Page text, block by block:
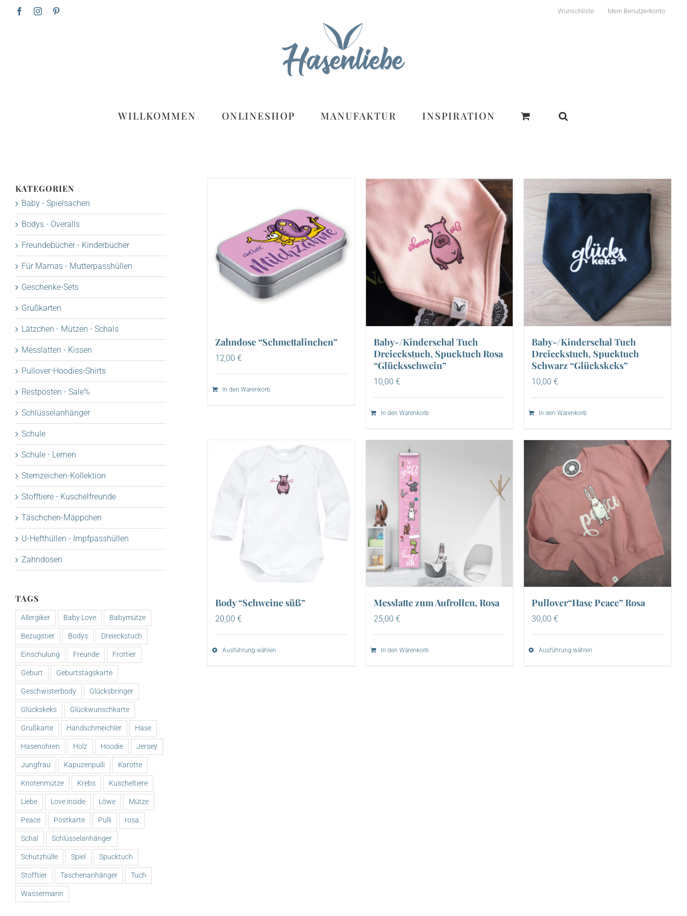
Inhalt
FacebookInstagram Wunschliste Mein Benutzerkonto
WILLKOMMEN ONLINESHOP MANUFAKTUR INSPIRATION
Zahndose “Schmettalinchen”
12,00€
In den Warenkorb
Baby-/Kinderschal Tuch
Dreieckstuch, Spucktuch Rosa
“Glücksschwein”
10,00 €
In den Warenkorb
Baby-/Kinderschal Tuch
Dreieckstuch, Spucktuch
Schwarz “Glückskeks”
10,00€
In den Warenkorb
Body “Schweine süß”
20,00€
Ausführung wählen
Messlatte zum Aufrollen, Rosa
25,00 €
In den Warenkorb
Pullover“Hase Peace” Rosa
30,00€
Ausführung wählen
KATEGORIEN
Baby - Spielsachen
Bodys - Overalls
Freundebücher - Kinderbücher
Für Mamas - Mutterpasshüllen
Geschenke-Sets
Grußkarten
Lätzchen - Mützen - Schals
Messlatten - Kissen
Pullover-Hoodies-Shirts
Restposten - Sale%
Schlüsselanhänger
Schule
Schule - Lernen
Sternzeichen-Kollektion
Stofftiere - Kuschelfreunde
Täschchen-Mäppchen
U-Hefthüllen - Impfpasshüllen
Zahndosen
TAGS
Allergiker Baby Love Babymütze
Bezugstier Bodys Dreieckstuch
Einschulung Freunde Frottier
Geburt Geburtstagskarte
Geschwisterbody Glücksbringer
Glückskeks Glückwunschkarte
Grußkarte Handschmeichler Hase
Hasenohren Holz Hoodie Jersey
Jungfrau Kapuzenpulli Karotte
Knotenmütze Krebs Kuscheltiere
Liebe Love inside Löwe Mütze
Peace Postkarte Pulli rosa
Schal Schlüsselanhänger
Schutzhülle Spiel Spucktuch
Stofftier Taschenanhänger Tuch
Wassermann